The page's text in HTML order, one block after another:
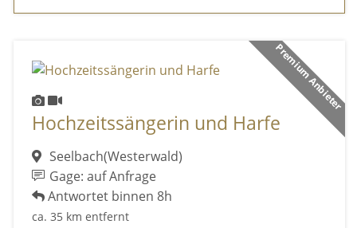
Premium Anbieter
Hochzeitssängerin und Harfe
Seelbach(Westerwald)
Gage: auf Anfrage
Antwortet binnen 8h
ca. 35 km entfernt